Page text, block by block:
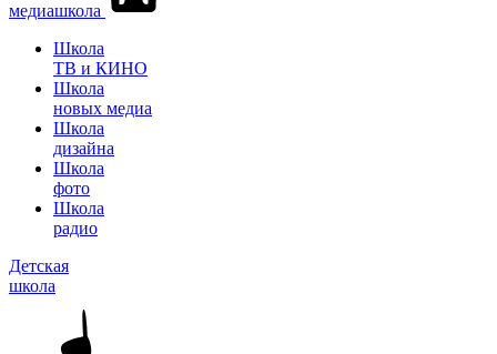
медиашкола
Школа
ТВ и КИНО
Школа
новых медиа
Школа
дизайна
Школа
фото
Школа
радио
Детская
школа